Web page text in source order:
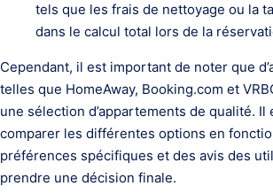
tels que les frais de nettoyage ou la
dans le calcul total lors de la
Cependant, il est important de noter que
telles que HomeAway, Booking.com et
une sélection d’appartements de qualité. Il
comparer les différentes options en
préférences spécifiques et des avis des
prendre une décision finale.